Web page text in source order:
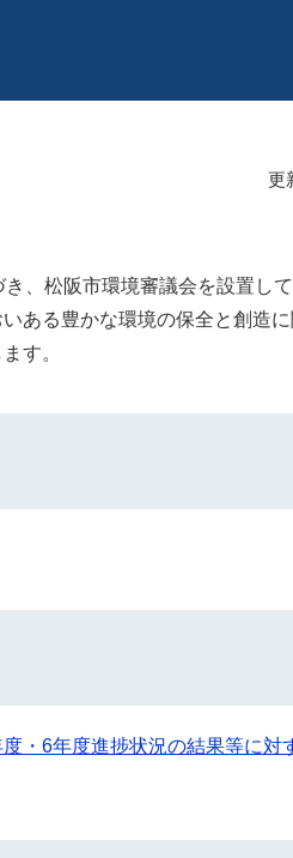
更
、松阪市環境審議会を設置して
ある豊かな環境の保全と創造
す。
・6年度進捗状況の結果等に対